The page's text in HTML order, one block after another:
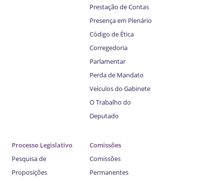
Prestação de Contas
Presença em Plenário
Código de Ética
Corregedoria
Parlamentar
Perda de Mandato
Veículos do Gabinete
O Trabalho do
Deputado
Processo Legislativo
Pesquisa de
Proposições
Comissões
Comissões
Permanentes